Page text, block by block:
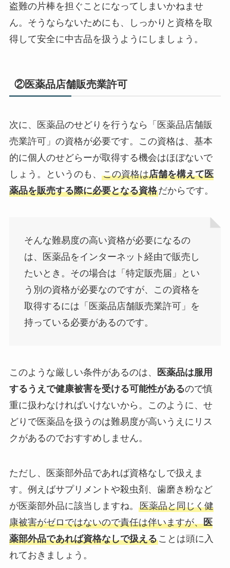
盗難の片棒を担ぐことになってしまいかねませ
ん。そうならないためにも、しっかりと資格を取
得して安全に中古品を扱うようにしましょう。
②医薬品店舗販売業許可
次に、医薬品のせどりを行うなら「医薬品店舗販
売業許可」の資格が必要です。この資格は、基本
的に個人のせどらーが取得する機会はほぼないで
しょう。というのも、 この資格は店舗を構えて医
薬品を販売する際に必要となる資格だからです。
そんな難易度の高い資格が必要になるの
は、医薬品をインターネット経由で販売し
たいとき。その場合は「特定販売届」とい
う別の資格が必要なのですが、この資格を
取得するには「医薬品店舗販売業許可」を
持っている必要があるのです。
このような厳しい条件があるのは、
医薬品は服用
するうえで健康被害を受ける可能性があるので慎
重に扱わなければいけないから。このように、せ
どりで医薬品を扱うのは難易度が高いうえにリス
クがあるのでおすすめしません。
ただし、医薬部外品であれば資格なしで扱えま
す。例えばサプリメントや殺虫剤、歯磨き粉など
が医薬部外品に該当しますね。 医薬品と同じく健
康被害がゼロではないので責任は伴いますが、医
薬部外品であれば資格なしで扱えることは頭に入
れておきましょう。